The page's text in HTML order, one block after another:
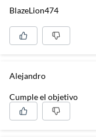
BlazeLion474
Alejandro
Cumple el objetivo